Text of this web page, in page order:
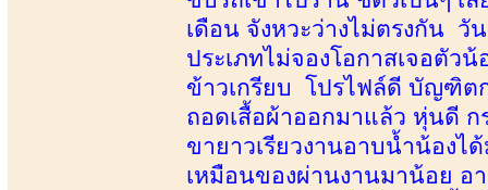
เดือน จังหวะว่างไม่ตรงกัน
ประเภทไม่จองโอกาสเจอตั
ข้าวเกรียบ โปรไฟล์ดี บัญฑิต
ถอดเสื้อผ้าออกมาแล้ว หุ่นดี
ขายาวเรียวงานอาบน้ำน้องไ
เหมือนของผ่านงานมาน้อย อ